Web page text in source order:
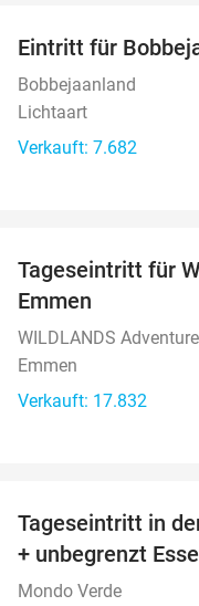
Eintritt für
Bobbejaanland
Lichtaart
Verkauft: 7.682
Tageseintritt für
Emmen
WILDLANDS
Emmen
Verkauft: 17.832
Tageseintritt in
+ unbegrenzt
Mondo Verde